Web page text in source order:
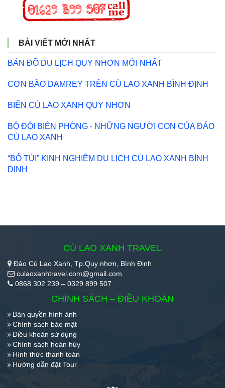
BÀI VIẾT MỚI NHẤT
BẢN ĐỒ DU LỊCH QUY NHƠN MỚI NHẤT
CƠN BÃO DAMREY TRÊN CÙ LAO XANH BÌNH ĐỊNH
BIỂN CÙ LAO XANH QUY NHƠN
BỘ ĐỘI BIÊN PHÒNG - NHỮNG NGƯỜI CON CỦA ĐẢO
CÙ LAO XANH
“BỎ TÚI” KINH NGHIỆM DU LỊCH CÙ LAO XANH BÌNH
ĐỊNH
CÙ LAO XANH TRAVEL
Đảo Cù Lao Xanh, Tp.Quy nhơn, Bình Định
culaoxanhtravel.com@gmail.com
0868 302 239 – 0329 899 507
CHÍNH SÁCH – ĐIỀU KHOẢN
Bản quyền hình ảnh
Chính sách bảo mật
Điều khoản sử dụng
Chính sách hoàn hủy
Hình thức thanh toán
Hướng dẫn đặt Tour